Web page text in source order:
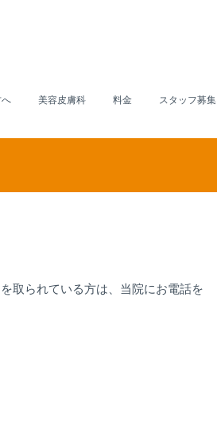
へ 美容皮膚科 料金 スタッフ募集
取られている方は、当院にお電話を